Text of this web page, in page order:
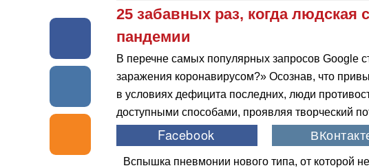
25 забавных раз, когда людская
пандемии
В перечне самых популярных запросов Google
заражения коронавирусом?» Осознав, что
в условиях дефицита последних, люди
доступными способами, проявляя творческий
Вспышка пневмонии нового типа, от которой